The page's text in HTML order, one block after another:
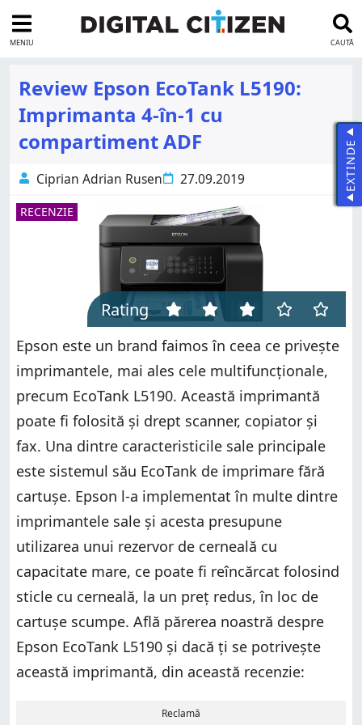
MENIU CAUTĂ
Review Epson EcoTank L5190:
Imprimanta 4-în-1 cu
compartiment ADF
Ciprian Adrian Rusen 27.09.2019
RECENZIE
Rating
Epson este un brand faimos în ceea ce privește
imprimantele, mai ales cele multifuncționale,
precum EcoTank L5190. Această imprimantă
poate fi folosită și drept scanner, copiator și
fax. Una dintre caracteristicile sale principale
este sistemul său EcoTank de imprimare fără
cartușe. Epson l-a implementat în multe dintre
imprimantele sale și acesta presupune
utilizarea unui rezervor de cerneală cu
capacitate mare, ce poate fi reîncărcat folosind
sticle cu cerneală, la un preț redus, în loc de
cartușe scumpe. Află părerea noastră despre
Epson EcoTank L5190 și dacă ți se potrivește
această imprimantă, din această recenzie:
Reclamă
EXTINDE